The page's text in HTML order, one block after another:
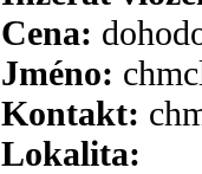
Cena:
Jméno:
Kontakt:
Lokalita: